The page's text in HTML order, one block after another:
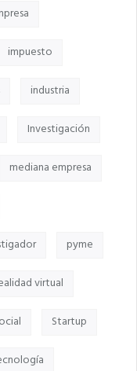
impuesto
industria
Investigación
mediana empresa
pyme
virtual
Startup